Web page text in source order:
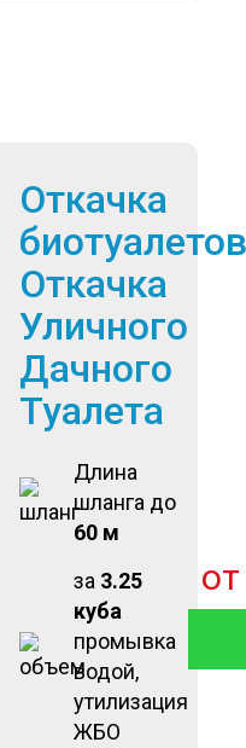
2 500руб
ЗАКАЗАТЬ
Откачка
биотуалетов
Откачка
Уличного
Дачного
Туалета
Длина
шланга до
60 м
за 3.25
куба
промывка
водой,
утилизация
ЖБО